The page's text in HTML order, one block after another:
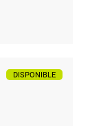
DISPONIBLE